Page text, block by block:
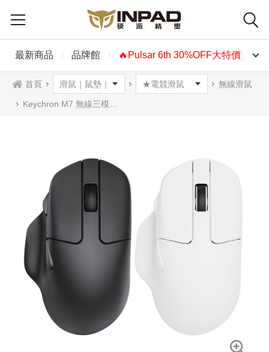
最新商品 品牌館 🔥Pulsar 6th 30%OFF大特價🔥
首頁 無線滑鼠
Keychron M7 無線三模滑鼠